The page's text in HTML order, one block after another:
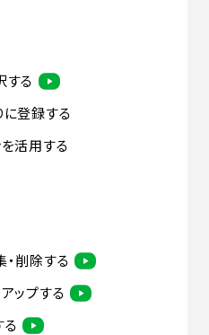
する
に登録する
活用する
削除する
ップする
る